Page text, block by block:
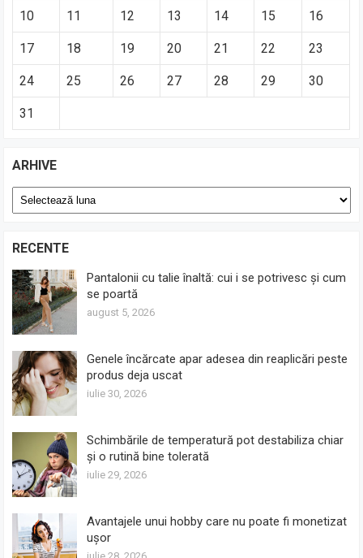
10 11 12 13 14 15 16
17 18 19 20 21 22 23
24 25 26 27 28 29 30
31
ARHIVE
Arhive
RECENTE
Pantalonii cu talie înaltă: cui i se potrivesc și cum
se poartă
august 5, 2026
Genele încărcate apar adesea din reaplicări peste
produs deja uscat
iulie 30, 2026
Schimbările de temperatură pot destabiliza chiar
și o rutină bine tolerată
iulie 29, 2026
Avantajele unui hobby care nu poate fi monetizat
ușor